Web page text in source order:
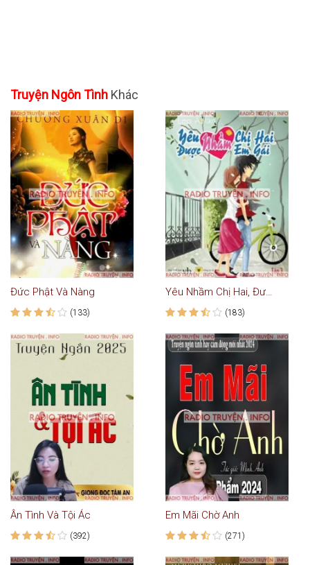
Truyện Ngôn Tình Khác
Đức Phật Và Nàng
(133)
Yêu Nhầm Chị Hai, Được Nhầm Em Gái 3
(183)
Ân Tình Và Tội Ác
(392)
Em Mãi Chờ Anh
(271)